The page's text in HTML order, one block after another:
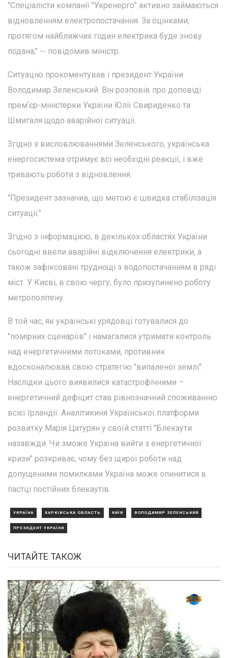
"Спеціалісти компанії "Укренерго" активно займаються
відновленням електропостачання. За оцінками,
протягом найближчих годин електрика буде знову
подана," -- повідомив міністр.
Ситуацію прокоментував і президент України
Володимир Зеленський. Він розповів про доповіді
премʼєр-міністерки України Юлії Свириденко та
Шмигаля щодо аварійної ситуації.
Згідно з висловлюваннями Зеленського, українська
енергосистема отримує всі необхідні реакції, і вже
тривають роботи з відновлення.
"Президент зазначив, що метою є швидка стабілізація
ситуації."
Згідно з інформацією, в декількох областях України
сьогодні ввели аварійні відключення електрики, а
також зафіксовані труднощі з водопостачанням в ряді
міст. У Києві, в свою чергу, було призупинено роботу
метрополітену.
В той час, як українські урядовці готувалися до
"помірних сценаріїв" і намагалися утримати контроль
над енергетичними потоками, противник
вдосконалював свою стратегію "випаленої землі".
Наслідки цього виявилися катастрофічними –
енергетичний дефіцит став рівнозначний споживанню
всієї Ірландії. Аналітикиня Української платформи
розвитку Марія Цатурян у своїй статті "Блекаути
назавжди. Чи зможе Україна вийти з енергетичної
кризи" розкриває, чому без щирої роботи над
допущеними помилками Україна може опинитися в
пастці постійних блекаутів.
УКРАЇНА ХАРКІВСЬКА ОБЛАСТЬ КИЇВ ВОЛОДИМИР ЗЕЛЕНСЬКИЙ
ПРЕЗИДЕНТ УКРАЇНИ
ЧИТАЙТЕ ТАКОЖ